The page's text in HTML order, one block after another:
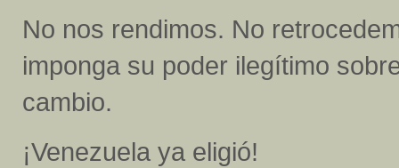
No nos rendimos. No
imponga su poder ilegítimo
cambio.
¡Venezuela ya eligió!